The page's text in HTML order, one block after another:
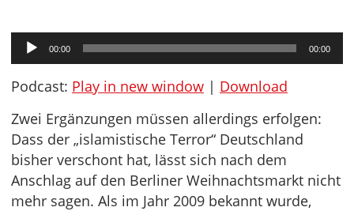
Audio-
Player
00:00 00:00
Podcast: Play in new window | Download
Zwei Ergänzungen müssen allerdings erfolgen:
Dass der „islamistische Terror“ Deutschland
bisher verschont hat, lässt sich nach dem
Anschlag auf den Berliner Weihnachtsmarkt nicht
mehr sagen. Als im Jahr 2009 bekannt wurde,